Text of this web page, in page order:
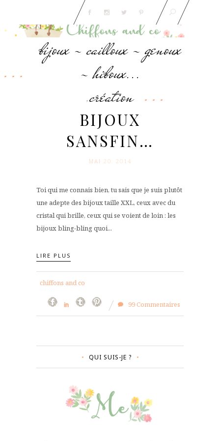
bijoux - cailloux - genoux
- hiboux...
, création
BIJOUX
SANSFIN…
MAI 20. 2014
Toi qui me connais bien, tu sais que je suis plutôt
une adepte des bijoux taille XXL, ceux avec du
cristal qui brille, ceux qui se voient de loin : les
bijoux bling-bling quoi...
LIRE PLUS
chiffons and co
99 Commentaires
QUI SUIS-JE ?